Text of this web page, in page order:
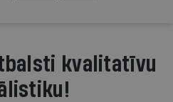
kvalitatīvu